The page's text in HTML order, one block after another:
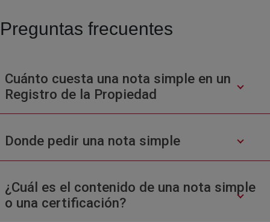
Preguntas frecuentes
Cuánto cuesta una nota simple en un
Registro de la Propiedad
Donde pedir una nota simple
¿Cuál es el contenido de una nota simple
o una certificación?